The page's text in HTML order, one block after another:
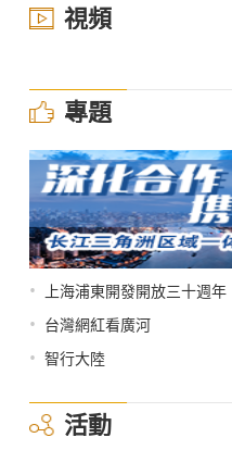
視頻
專題
• 上海浦東開發開放三十週年
• 台灣網紅看廣河
• 智行大陸
活動